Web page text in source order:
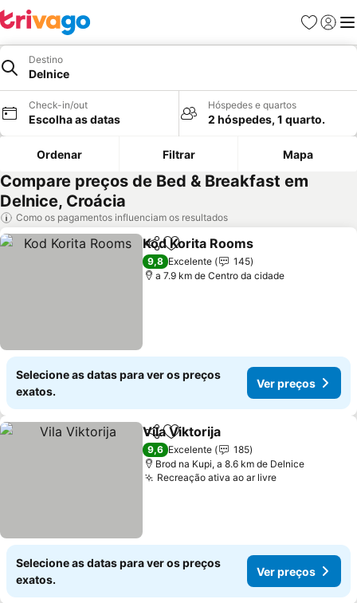
Favoritos
Iniciar
Destino
Delnice
Check-in/out
Escolha as datas
Hóspedes e quartos
2 hóspedes, 1 quarto.
Ordenar Filtrar Mapa
Compare preços de Bed & Breakfast em
Delnice, Croácia
Como os pagamentos influenciam os resultados
PartilharAdicionar aos favoritos
Kod Korita Rooms
9,8 Excelente
145
a 7.9 km de Centro da cidade
Selecione as datas para ver os preços
exatos.
Ver preços
PartilharAdicionar aos favoritos
Vila Viktorija
9,6 Excelente
185
Brod na Kupi, a 8.6 km de Delnice
Recreação ativa ao ar livre
Selecione as datas para ver os preços
exatos.
Ver preços